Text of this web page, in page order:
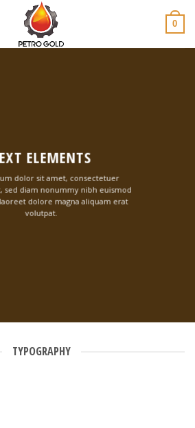
0
ELEMENTS
dolor sit amet, consectetuer
sed diam nonummy nibh euismod
dolore magna aliquam erat
volutpat.
TYPOGRAPHY